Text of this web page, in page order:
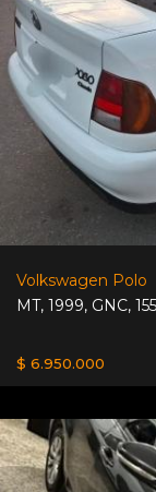
Volkswagen Polo
MT, 1999, GNC,
$ 6.950.000